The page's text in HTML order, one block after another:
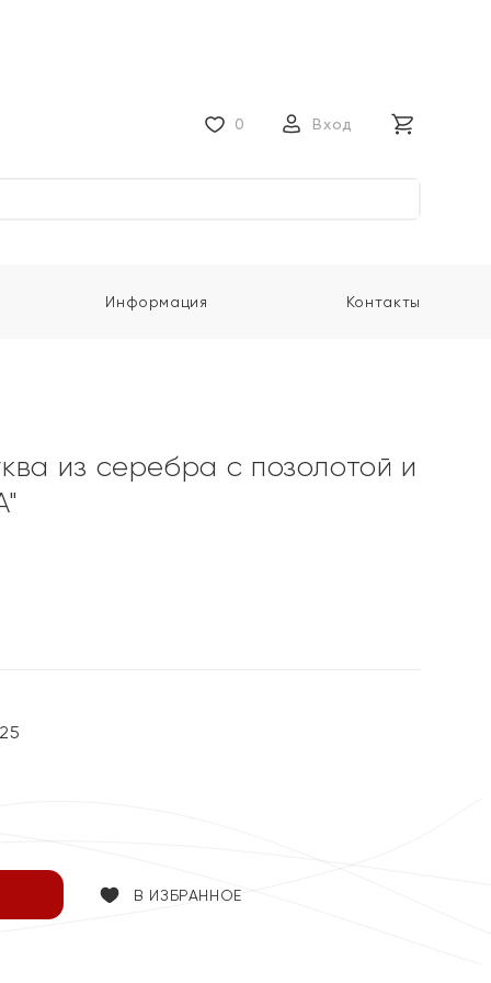
0 Вход
Информация Контакты
из серебра с позолотой и
В ИЗБРАННОЕ